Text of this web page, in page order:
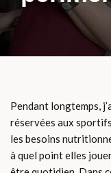
Pendant longtemps,
réservées aux
les besoins
à quel point elles